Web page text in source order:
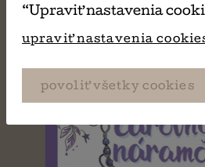
“Upraviť nastavenia
upraviť nastavenia
povoliť všetky cookies